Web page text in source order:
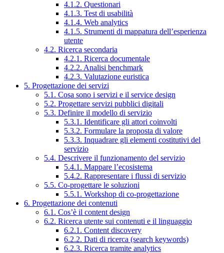
4.1.2. Questionari
4.1.3. Test di usabilità
4.1.4. Web analytics
4.1.5. Strumenti di mappatura dell’esperienza
utente
4.2. Ricerca secondaria
4.2.1. Ricerca documentale
4.2.2. Analisi benchmark
4.2.3. Valutazione euristica
5. Progettazione dei servizi
5.1. Cosa sono i servizi e il service design
5.2. Progettare servizi pubblici digitali
5.3. Definire il modello di servizio
5.3.1. Identificare gli attori coinvolti
5.3.2. Formulare la proposta di valore
5.3.3. Inquadrare gli elementi costitutivi del
servizio
5.4. Descrivere il funzionamento del servizio
5.4.1. Mappare l’ecosistema
5.4.2. Rappresentare i flussi di servizio
5.5. Co-progettare le soluzioni
5.5.1. Workshop di co-progettazione
6. Progettazione dei contenuti
6.1. Cos’è il content design
6.2. Ricerca utente sui contenuti e il linguaggio
6.2.1. Content discovery
6.2.2. Dati di ricerca (search keywords)
6.2.3. Ricerca tramite analytics